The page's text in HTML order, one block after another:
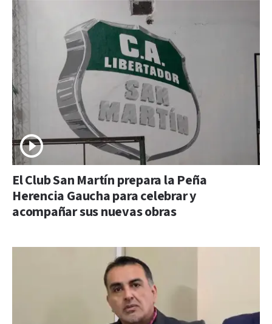
El Club San Martín prepara la Peña
Herencia Gaucha para celebrar y
acompañar sus nuevas obras